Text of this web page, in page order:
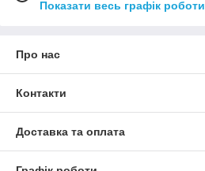
Показати весь графік роботи
Про нас
Контакти
Доставка та оплата